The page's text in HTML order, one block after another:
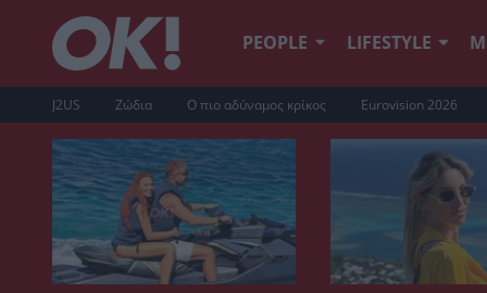
PEOPLE LIFESTYLE
J2US Ζώδια Ο πιο αδύναμος κρίκος Eurovision 2026